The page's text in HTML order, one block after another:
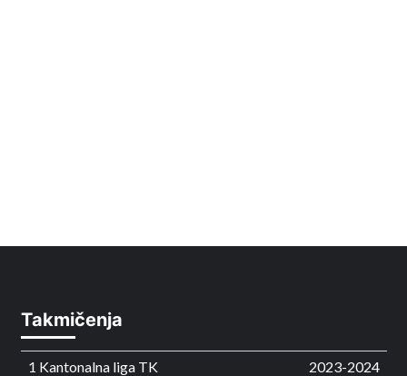
Takmičenja
1 Kantonalna liga TK
2023-2024